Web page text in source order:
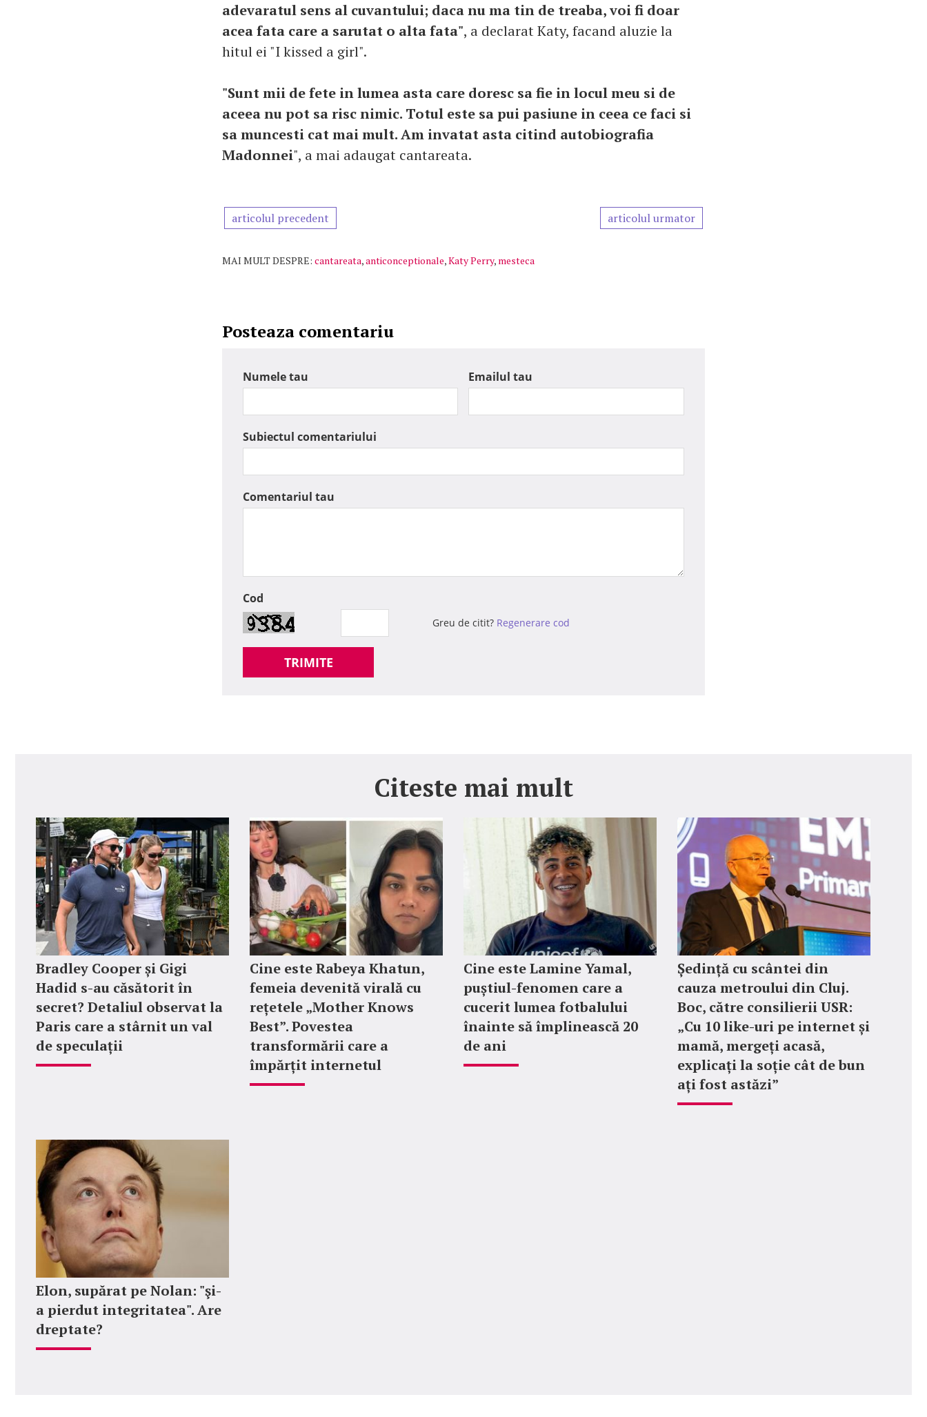
adevaratul sens al cuvantului; daca nu ma tin de treaba, voi fi doar
acea fata care a sarutat o alta fata", a declarat Katy, facand aluzie la
hitul ei "I kissed a girl".
"Sunt mii de fete in lumea asta care doresc sa fie in locul meu si de
aceea nu pot sa risc nimic. Totul este sa pui pasiune in ceea ce faci si
sa muncesti cat mai mult. Am invatat asta citind autobiografia
Madonnei", a mai adaugat cantareata.
articolul precedent articolul urmator
MAI MULT DESPRE: cantareata,anticonceptionale,Katy Perry, mesteca
Posteaza comentariu
Numele tau Emailul tau
Subiectul comentariului
Comentariul tau
Cod
Greu de citit? Regenerare cod
TRIMITE
Citeste mai mult
Bradley Cooper și Gigi
Hadid s-au căsătorit în
secret? Detaliul observat la
Paris care a stârnit un val
de speculații
Cine este Rabeya Khatun,
femeia devenită virală cu
rețetele „Mother Knows
Best”. Povestea
transformării care a
împărțit internetul
Cine este Lamine Yamal,
puștiul-fenomen care a
cucerit lumea fotbalului
înainte să împlinească 20
de ani
Ședință cu scântei din
cauza metroului din Cluj.
Boc, către consilierii USR:
„Cu 10 like-uri pe internet și
mamă, mergeți acasă,
explicați la soție cât de bun
ați fost astăzi”
Elon, supărat pe Nolan: "şi-
a pierdut integritatea". Are
dreptate?